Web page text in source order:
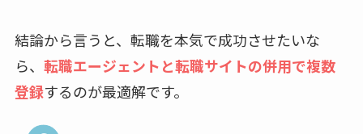
結論から言うと、転職を本気で成功させたいな
ら、 転職エージェントと転職サイトの併用で複数
登録するのが最適解です。